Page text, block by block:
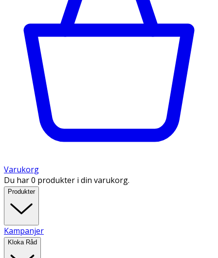
Varukorg
Du har 0 produkter i din varukorg.
Produkter
Kampanjer
Kloka Råd